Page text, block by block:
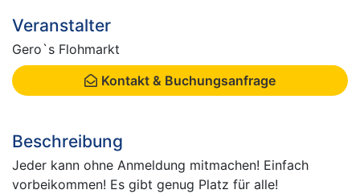
Veranstalter
Gero`s Flohmarkt
Kontakt & Buchungsanfrage
Beschreibung
Jeder kann ohne Anmeldung mitmachen! Einfach
vorbeikommen! Es gibt genug Platz für alle!